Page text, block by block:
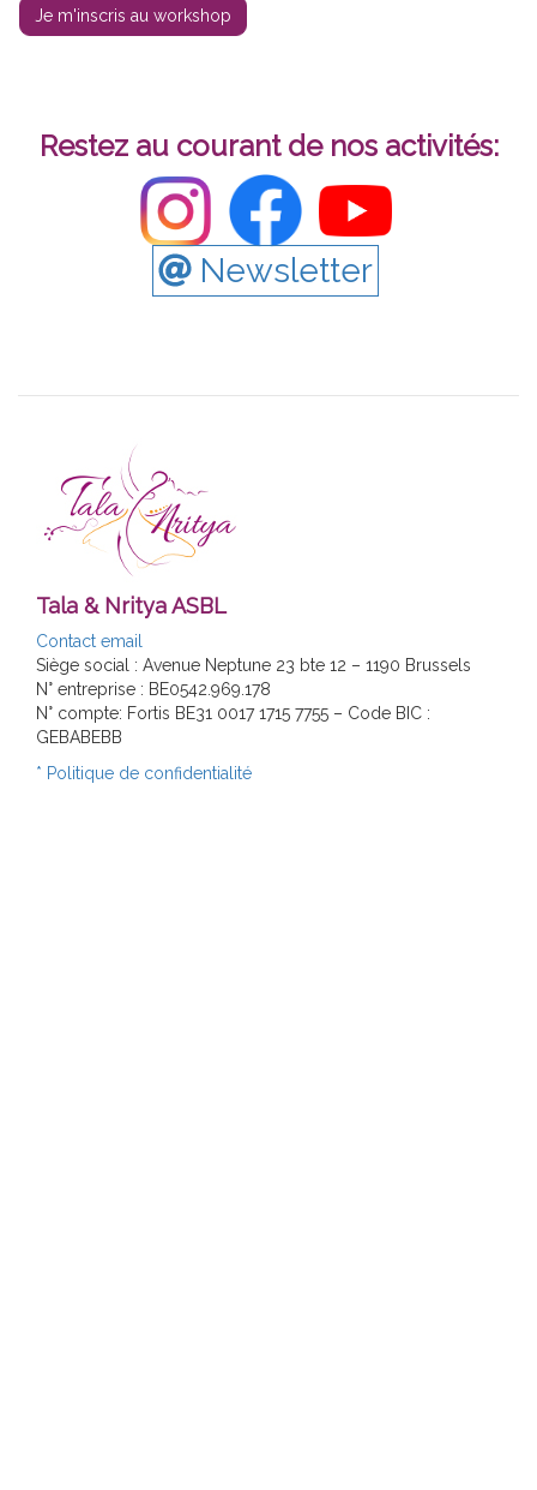
Je m'inscris au workshop
Restez au courant de nos activités:
Newsletter
Tala & Nritya ASBL
Contact email
Siège social : Avenue Neptune 23 bte 12 – 1190 Brussels
N° entreprise : BE0542.969.178
N° compte: Fortis BE31 0017 1715 7755 – Code BIC :
GEBABEBB
* Politique de confidentialité